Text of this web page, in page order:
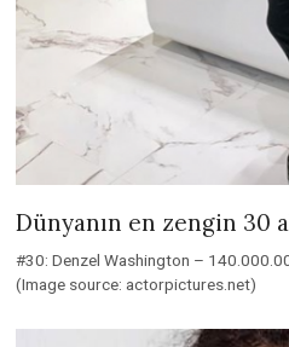
Dünyanın en zengin 30
#30: Denzel Washington –
(Image source: actorpictures.net)